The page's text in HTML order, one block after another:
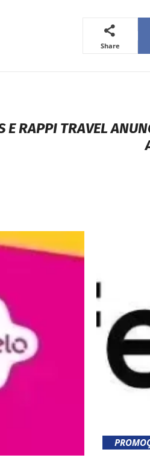
Share
E RAPPI TRAVEL